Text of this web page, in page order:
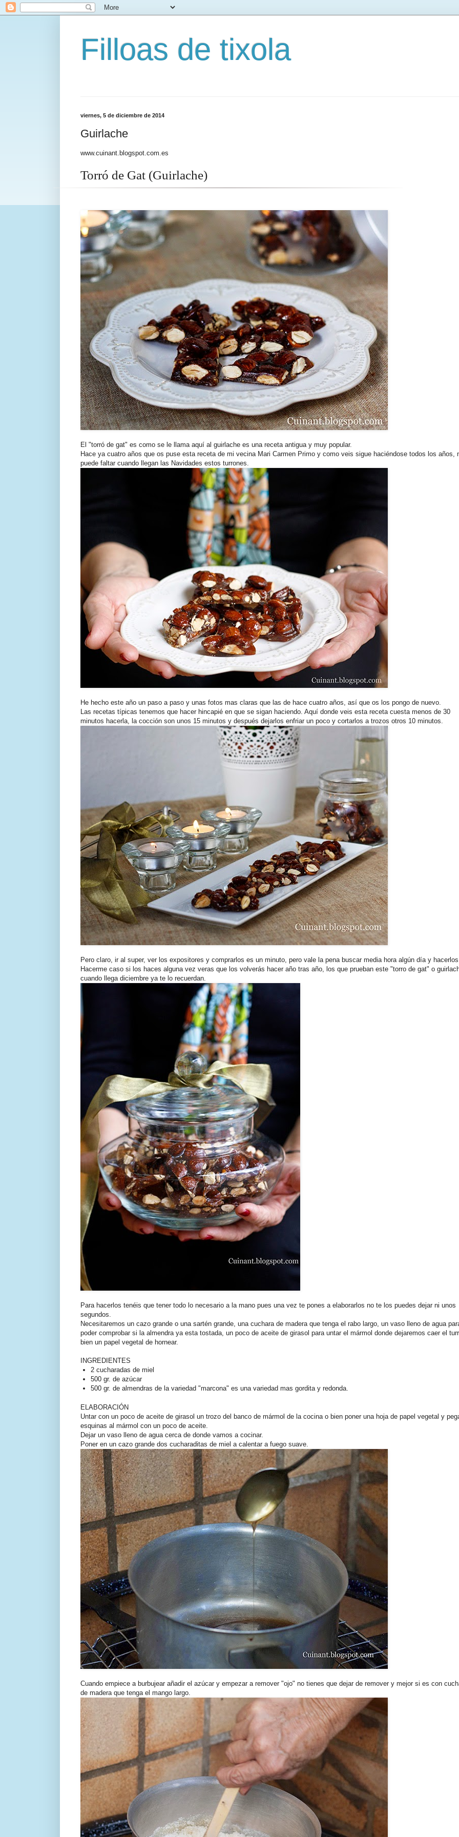
Filloas de tixola
viernes, 5 de diciembre de 2014
Guirlache
www.cuinant.blogspot.com.es
Torró de Gat (Guirlache)
El "torró de gat" es como se le llama aquí al guirlache es una receta antigua y muy popular.
Hace ya cuatro años que os puse esta receta de mi vecina Mari Carmen Primo y como veis sigue haciéndose todos los años,
puede faltar cuando llegan las Navidades estos turrones.
He hecho este año un paso a paso y unas fotos mas claras que las de hace cuatro años, así que os los pongo de nuevo.
Las recetas típicas tenemos que hacer hincapié en que se sigan haciendo. Aquí donde veis esta receta cuesta menos de 30
minutos hacerla, la cocción son unos 15 minutos y después dejarlos enfriar un poco y cortarlos a trozos otros 10 minutos.
Pero claro, ir al super, ver los expositores y comprarlos es un minuto, pero vale la pena buscar media hora algún día y
Hacerme caso si los haces alguna vez veras que los volverás hacer año tras año, los que prueban este "torro de gat" o
cuando llega diciembre ya te lo recuerdan.
Para hacerlos tenéis que tener todo lo necesario a la mano pues una vez te pones a elaborarlos no te los puedes dejar ni unos
segundos.
Necesitaremos un cazo grande o una sartén grande, una cuchara de madera que tenga el rabo largo, un vaso lleno de agua
poder comprobar si la almendra ya esta tostada, un poco de aceite de girasol para untar el mármol donde dejaremos caer el
bien un papel vegetal de hornear.
INGREDIENTES
2 cucharadas de miel
500 gr. de azúcar
500 gr. de almendras de la variedad "marcona" es una variedad mas gordita y redonda.
ELABORACIÓN
Untar con un poco de aceite de girasol un trozo del banco de mármol de la cocina o bien poner una hoja de papel vegetal y
esquinas al mármol con un poco de aceite.
Dejar un vaso lleno de agua cerca de donde vamos a cocinar.
Poner en un cazo grande dos cucharaditas de miel a calentar a fuego suave.
Cuando empiece a burbujear añadir el azúcar y empezar a remover "ojo" no tienes que dejar de remover y mejor si es con
de madera que tenga el mango largo.